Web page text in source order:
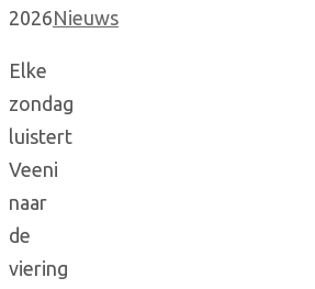
2026Nieuws
Elke
zondag
luistert
Veeni
naar
de
viering